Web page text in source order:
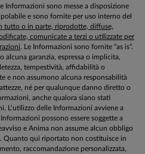
Informazioni sono messe a disposizione
e sono fornite per uso interno del
tutto o in parte, riprodotte, diffuse,
comunicate a terzi o utilizzate per
. Le Informazioni sono fornite “as is”.
garanzia, espressa o implicita,
tempestività, affidabilità o
e non assumono alcuna responsabilità
né per qualunque danno diretto o
anche qualora siano stati
L’utilizzo delle Informazioni avviene a
possono essere soggette a
e Anima non assume alcun obbligo
Quanto qui riportato non costituisce in
raccomandazione personalizzata,